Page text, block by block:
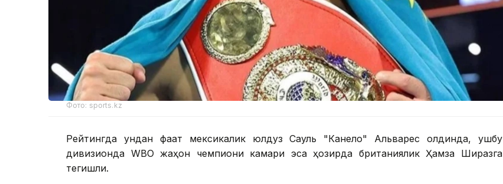
Фото: sports.kz
Рейтингда ундан фақат мексикалик юлдуз Сауль "Канело" Альварес олдинда, ушбу
дивизионда WBО жаҳон чемпиони камари эса ҳозирда британиялик Ҳамза Ширазга
тегишли.